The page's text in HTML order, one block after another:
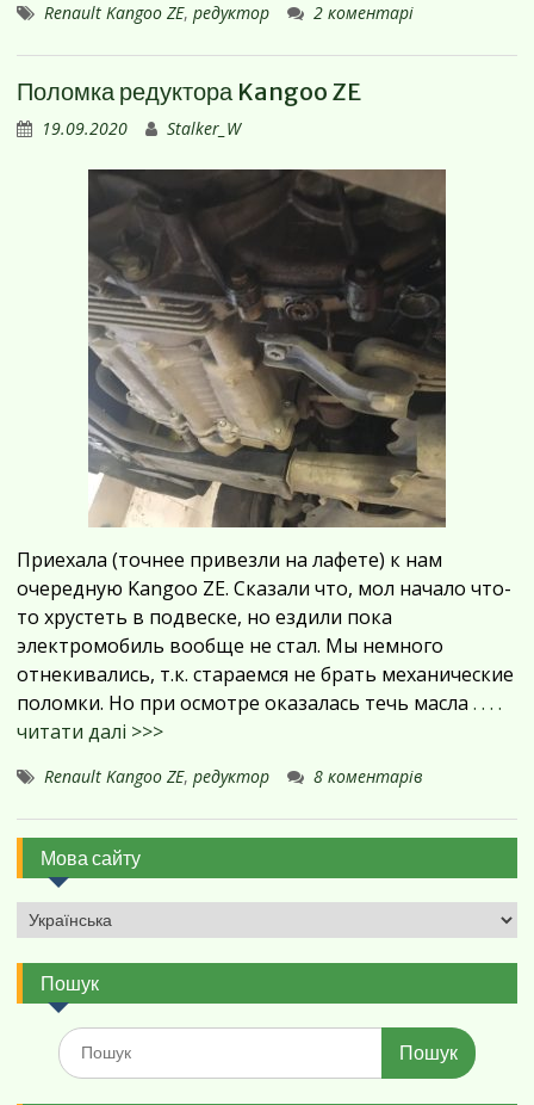
Renault Kangoo ZE,редуктор 2 коментарі
Поломка редуктора Kangoo ZE
19.09.2020 Stalker_W
Приехала (точнее привезли на лафете) к нам
очередную Kangoo ZE. Сказали что, мол начало что-
то хрустеть в подвеске, но ездили пока
электромобиль вообще не стал. Мы немного
отнекивались, т.к. стараемся не брать механические
поломки. Но при осмотре оказалась течь масла. . . .
читати далі >>>
Renault Kangoo ZE,редуктор 8 коментарів
Мова сайту
Пошук
Шукати: